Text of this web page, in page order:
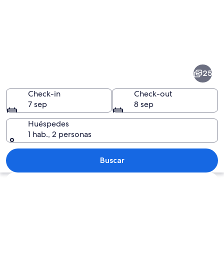
Un puerto con varias embarcaciones
25
Check-in
7 sep
Check-out
8 sep
Huéspedes
1 hab., 2 personas
Buscar
Explorar mapa